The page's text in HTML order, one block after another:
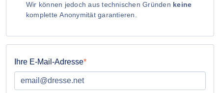
Wir können jedoch aus technischen Gründen keine
komplette Anonymität garantieren.
Ihre E-Mail-Adresse